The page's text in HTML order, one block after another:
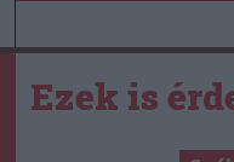
Ezek is